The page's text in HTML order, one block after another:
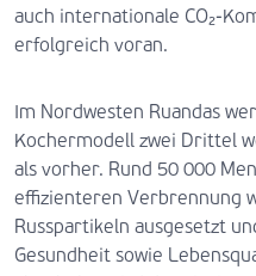
auch internationale CO₂-
erfolgreich voran.
Im Nordwesten Ruandas
Kochermodell zwei Drittel
als vorher. Rund 50 000
effizienteren Verbrennung
Russpartikeln ausgesetzt
Gesundheit sowie